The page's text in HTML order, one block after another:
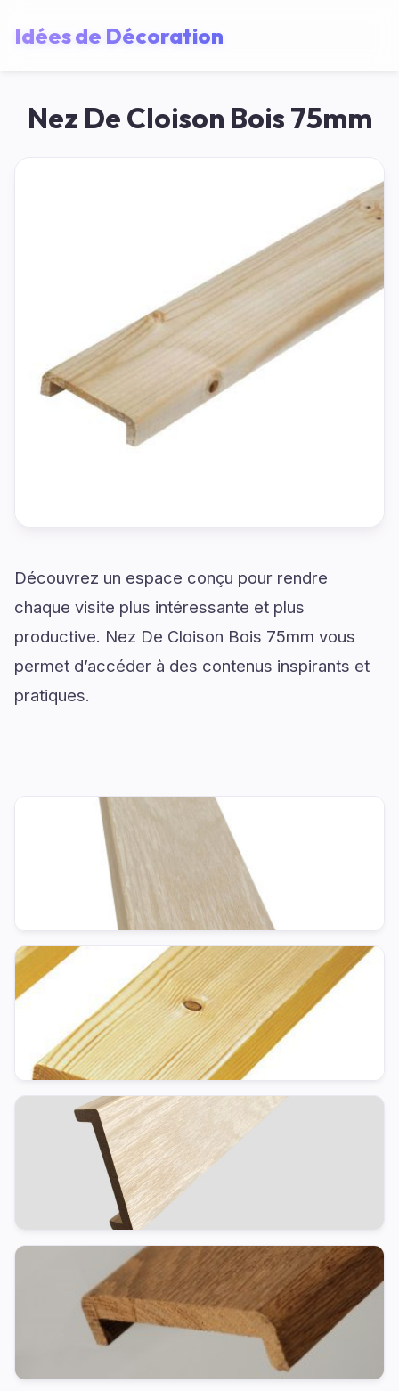
Idées de Décoration
Nez De Cloison Bois 75mm
Découvrez un espace conçu pour rendre
chaque visite plus intéressante et plus
productive. Nez De Cloison Bois 75mm vous
permet d’accéder à des contenus inspirants et
pratiques.